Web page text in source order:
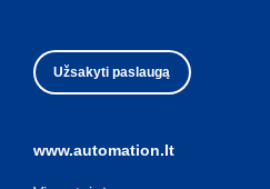
Užsakyti paslaugą
www.automation.lt